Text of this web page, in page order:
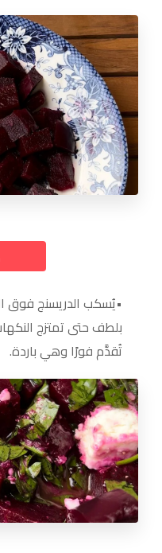
•يُسكب الدريسنج فوق
بلطف حتى تمتزج
تُقدَّم فورًا وهي باردة.